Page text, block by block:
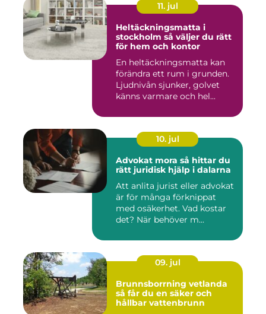
11. jul
Heltäckningsmatta i
stockholm så väljer du rätt
för hem och kontor
En heltäckningsmatta kan
förändra ett rum i grunden.
Ljudnivån sjunker, golvet
känns varmare och hel...
10. jul
Advokat mora så hittar du
rätt juridisk hjälp i dalarna
Att anlita jurist eller advokat
är för många förknippat
med osäkerhet. Vad kostar
det? När behöver m...
09. jul
Brunnsborrning vetlanda
så får du en säker och
hållbar vattenbrunn